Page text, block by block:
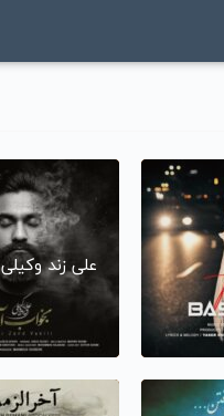
علی زند وکیلی